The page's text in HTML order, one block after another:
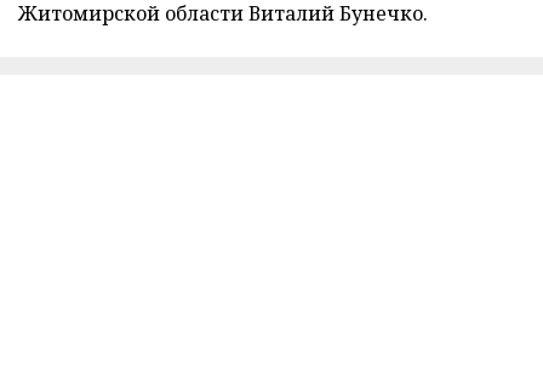
Житомирской области Виталий Бунечко.